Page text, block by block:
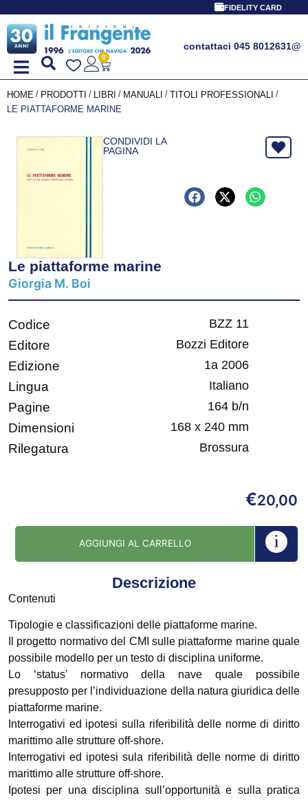
FIDELITY CARD
contattaci 045 8012631@
0
HOME / PRODOTTI / LIBRI / MANUALI / TITOLI PROFESSIONALI
/
LE PIATTAFORME MARINE
CONDIVIDI LA
PAGINA
Le piattaforme marine
Giorgia M. Boi
Codice BZZ 11
Editore Bozzi Editore
Edizione 1a 2006
Lingua Italiano
Pagine 164 b/n
Dimensioni 168 x 240 mm
Rilegatura Brossura
€20,00
AGGIUNGI AL CARRELLO
Descrizione
Contenuti
Tipologie e classificazioni delle piattaforme marine.
Il progetto normativo del CMI sulle piattaforme marine quale
possibile modello per un testo di disciplina uniforme.
Lo ‘status’ normativo della nave quale possibile
presupposto per l’individuazione della natura giuridica delle
piattaforme marine.
Interrogativi ed ipotesi sulla riferibilità delle norme di diritto
marittimo alle strutture off-shore.
Interrogativi ed ipotesi sula riferibilità delle norme di diritto
marittimo alle strutture off-shore.
Ipotesi per una disciplina sull’opportunità e sulla pratica